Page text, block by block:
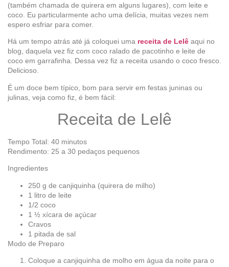
(também chamada de quirera em alguns lugares), com leite e
coco. Eu particularmente acho uma delícia, muitas vezes nem
espero esfriar para comer.
Há um tempo atrás até já coloquei uma receita de Lelê aqui no
blog, daquela vez fiz com coco ralado de pacotinho e leite de
coco em garrafinha. Dessa vez fiz a receita usando o coco fresco.
Delicioso.
É um doce bem típico, bom para servir em festas juninas ou
julinas, veja como fiz, é bem fácil:
Receita de Lelê
Tempo Total: 40 minutos
Rendimento: 25 a 30 pedaços pequenos
Ingredientes
250 g de canjiquinha (quirera de milho)
1 litro de leite
1/2 coco
1 ½ xícara de açúcar
Cravos
1 pitada de sal
Modo de Preparo
Coloque a canjiquinha de molho em água da noite para o